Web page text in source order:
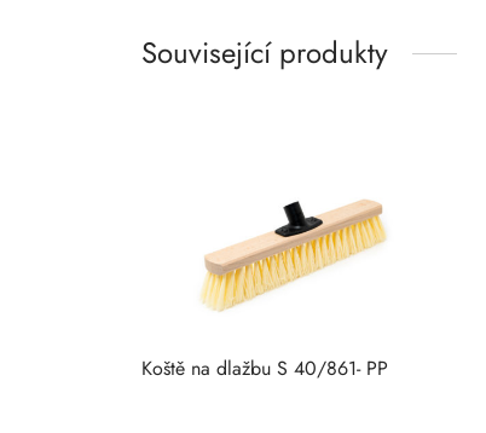
Související produkty
Koště na dlažbu S 40/861- PP